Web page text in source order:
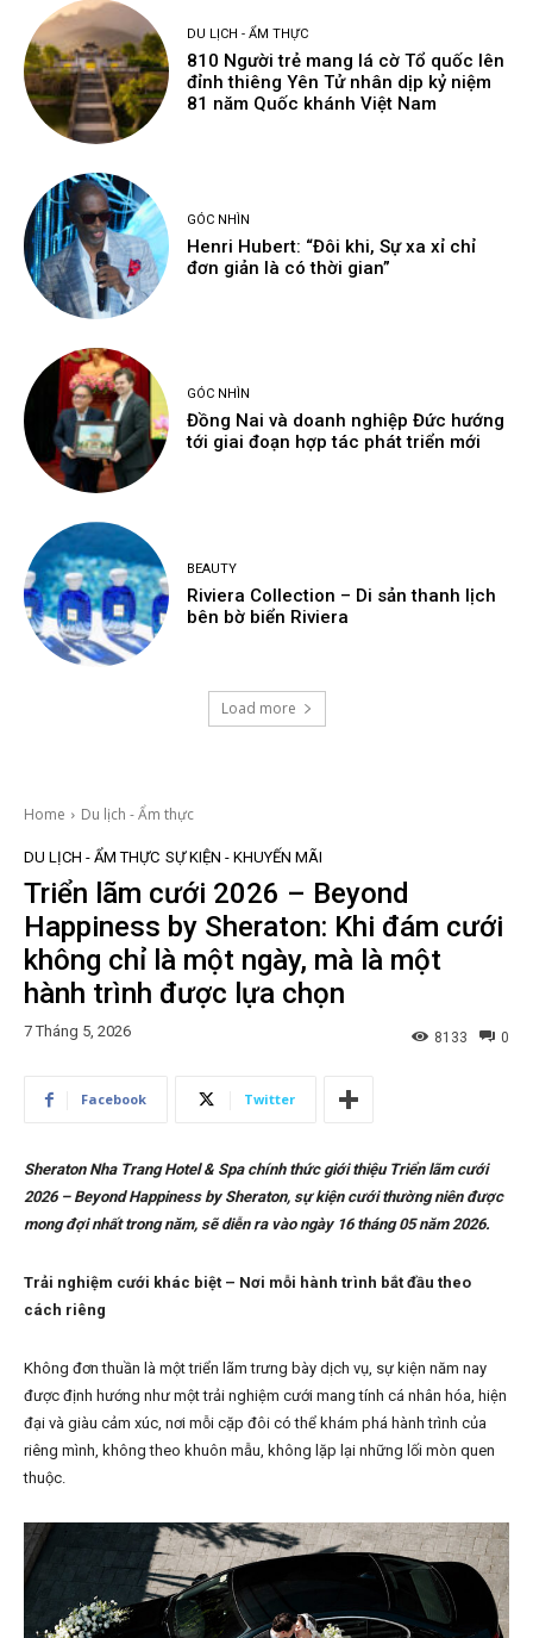
DU LỊCH - ẨM THỰC
810 Người trẻ mang lá cờ Tổ quốc lên
đỉnh thiêng Yên Tử nhân dịp kỷ niệm
81 năm Quốc khánh Việt Nam
GÓC NHÌN
Henri Hubert: “Đôi khi, Sự xa xỉ chỉ
đơn giản là có thời gian”
GÓC NHÌN
Đồng Nai và doanh nghiệp Đức hướng
tới giai đoạn hợp tác phát triển mới
BEAUTY
Riviera Collection – Di sản thanh lịch
bên bờ biển Riviera
Load more